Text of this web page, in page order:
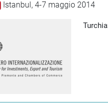
Istanbul, 4-7 maggio 2014